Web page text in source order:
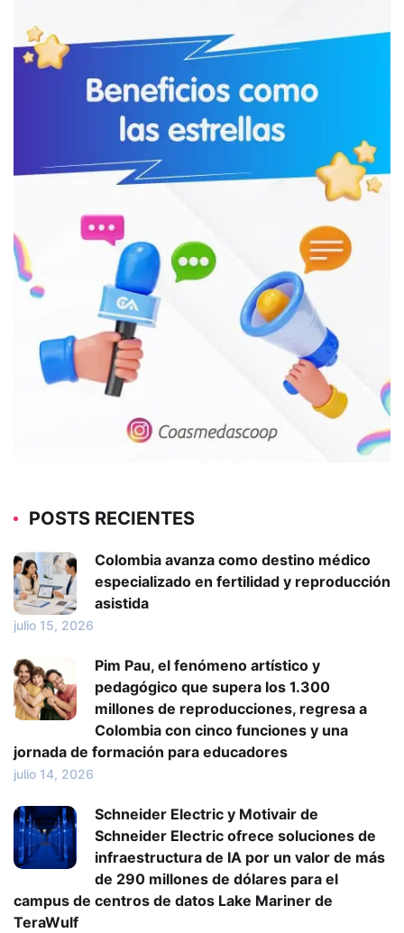
POSTS RECIENTES
Colombia avanza como destino médico
especializado en fertilidad y reproducción
asistida
julio 15, 2026
Pim Pau, el fenómeno artístico y
pedagógico que supera los 1.300
millones de reproducciones, regresa a
Colombia con cinco funciones y una
jornada de formación para educadores
julio 14, 2026
Schneider Electric y Motivair de
Schneider Electric ofrece soluciones de
infraestructura de IA por un valor de más
de 290 millones de dólares para el
campus de centros de datos Lake Mariner de
TeraWulf